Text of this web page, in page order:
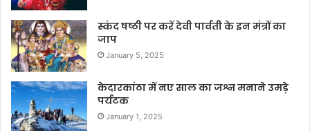
स्कंद षष्ठी पर करें देवी पार्वती के इन मंत्रों का
जाप
January 5, 2025
केदारकांठा में नए साल का जश्न मनाने उमड़े
पर्यटक
January 1, 2025